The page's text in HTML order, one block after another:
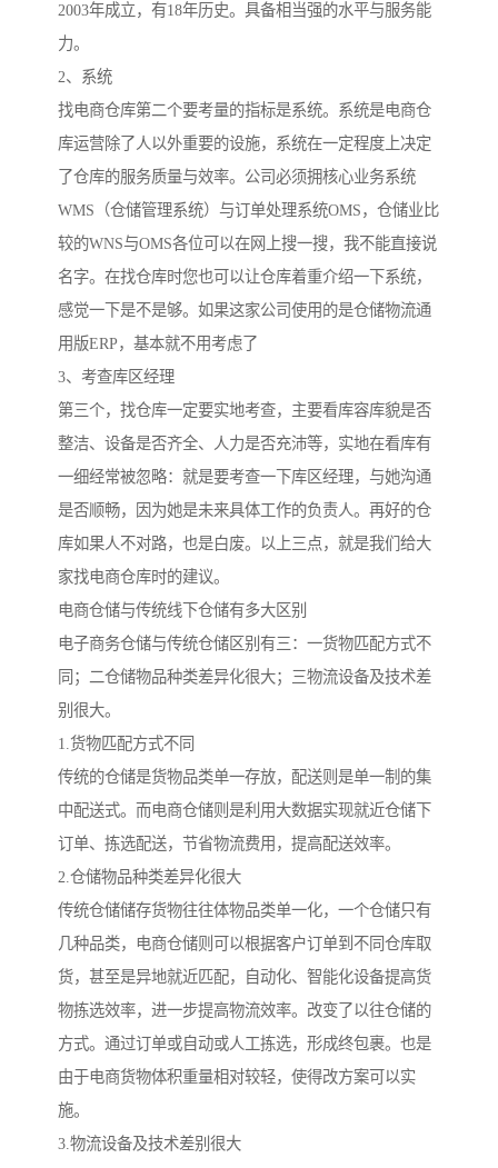
2003年成立，有18年历史。具备相当强的水平与服务能
力。
2、系统
找电商仓库第二个要考量的指标是系统。系统是电商仓
库运营除了人以外重要的设施，系统在一定程度上决定
了仓库的服务质量与效率。公司必须拥核心业务系统
WMS（仓储管理系统）与订单处理系统OMS，仓储业比
较的WNS与OMS各位可以在网上搜一搜，我不能直接说
名字。在找仓库时您也可以让仓库着重介绍一下系统，
感觉一下是不是够。如果这家公司使用的是仓储物流通
用版ERP，基本就不用考虑了
3、考查库区经理
第三个，找仓库一定要实地考查，主要看库容库貌是否
整洁、设备是否齐全、人力是否充沛等，实地在看库有
一细经常被忽略：就是要考查一下库区经理，与她沟通
是否顺畅，因为她是未来具体工作的负责人。再好的仓
库如果人不对路，也是白废。以上三点，就是我们给大
家找电商仓库时的建议。
电商仓储与传统线下仓储有多大区别
电子商务仓储与传统仓储区别有三：一货物匹配方式不
同；二仓储物品种类差异化很大；三物流设备及技术差
别很大。
1.货物匹配方式不同
传统的仓储是货物品类单一存放，配送则是单一制的集
中配送式。而电商仓储则是利用大数据实现就近仓储下
订单、拣选配送，节省物流费用，提高配送效率。
2.仓储物品种类差异化很大
传统仓储储存货物往往体物品类单一化，一个仓储只有
几种品类，电商仓储则可以根据客户订单到不同仓库取
货，甚至是异地就近匹配，自动化、智能化设备提高货
物拣选效率，进一步提高物流效率。改变了以往仓储的
方式。通过订单或自动或人工拣选，形成终包裹。也是
由于电商货物体积重量相对较轻，使得改方案可以实
施。
3.物流设备及技术差别很大